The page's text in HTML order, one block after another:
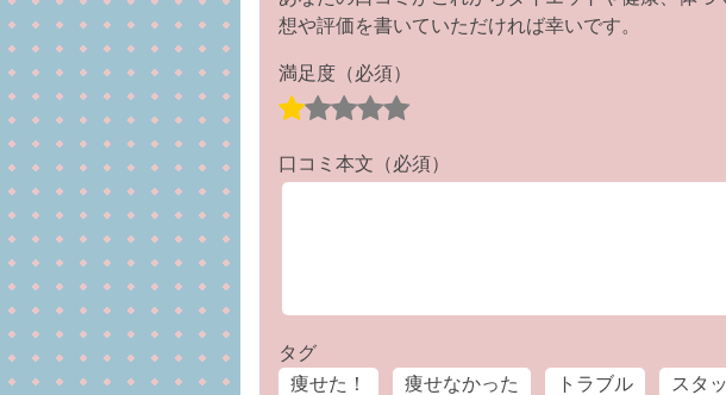
想や評価を書いていただければ幸いです。
満足度（必須）
口コミ本文 （必須）
タグ
痩せた！
痩せなかった トラブル スタ